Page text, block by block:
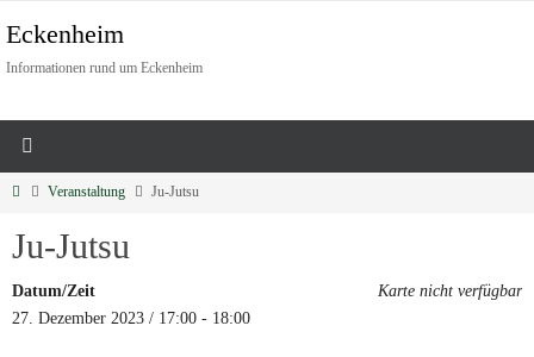
Eckenheim
Informationen rund um Eckenheim
Veranstaltung Ju-Jutsu
Ju-Jutsu
Karte nicht verfügbar
Datum/Zeit
27. Dezember 2023 / 17:00 - 18:00